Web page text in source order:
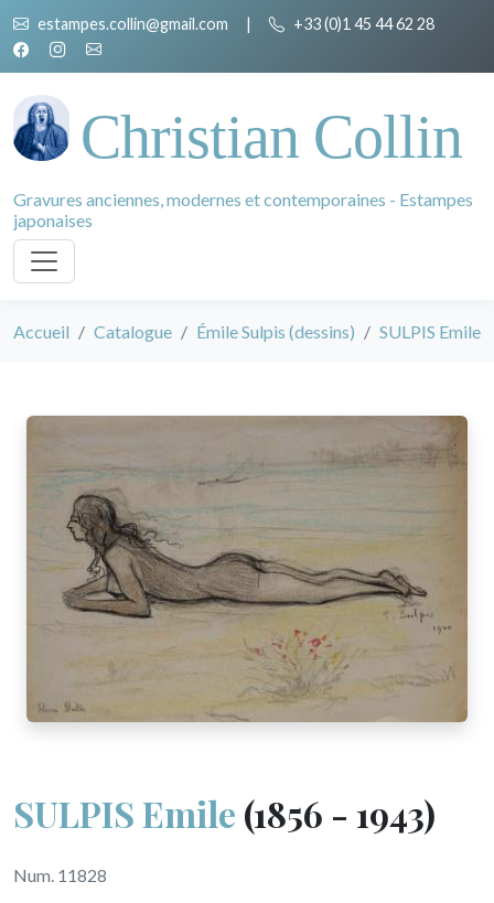
estampes.collin@gmail.com | +33 (0)1 45 44 62 28
Christian Collin
Gravures anciennes, modernes et contemporaines - Estampes
japonaises
Accueil Catalogue Émile Sulpis (dessins) SULPIS Emile
SULPIS Emile (1856 - 1943)
Num. 11828